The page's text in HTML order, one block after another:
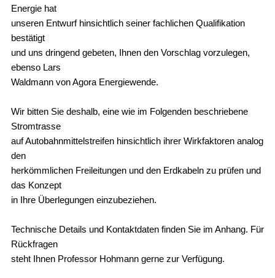
Energie hat
unseren Entwurf hinsichtlich seiner fachlichen Qualifikation
bestätigt
und uns dringend gebeten, Ihnen den Vorschlag vorzulegen,
ebenso Lars
Waldmann von Agora Energiewende.
Wir bitten Sie deshalb, eine wie im Folgenden beschriebene
Stromtrasse
auf Autobahnmittelstreifen hinsichtlich ihrer Wirkfaktoren analog
den
herkömmlichen Freileitungen und den Erdkabeln zu prüfen und
das Konzept
in Ihre Überlegungen einzubeziehen.
Technische Details und Kontaktdaten finden Sie im Anhang. Für
Rückfragen
steht Ihnen Professor Hohmann gerne zur Verfügung.